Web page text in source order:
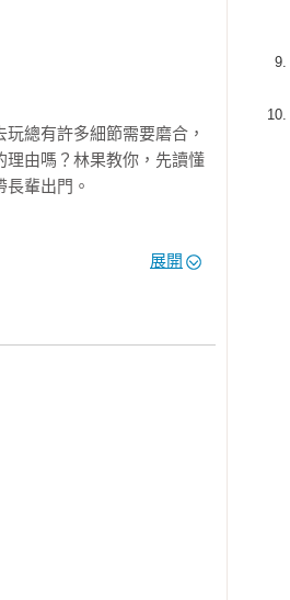
總有許多細節需要磨合，
理由嗎？林果教你，先讀懂
輩出門。
果遇到長輩喜愛的鹹食，
中穿插長輩的休息日，才
展開